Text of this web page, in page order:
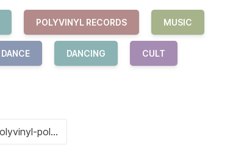
POLYVINYL RECORDS MUSIC
DANCE DANCING CULT